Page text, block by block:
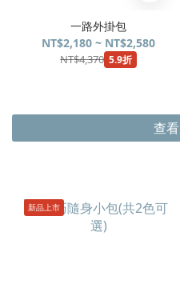
一路外掛包
NT$2,180 ~ NT$2,580
NT$4,370 5.9折
查
新品上市